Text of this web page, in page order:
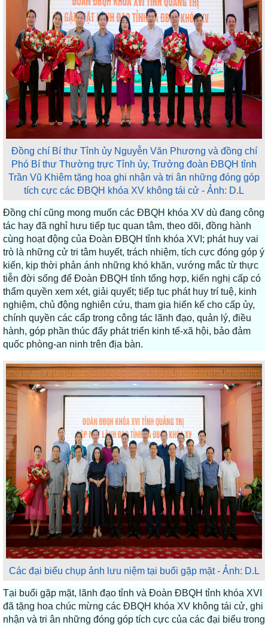
Đồng chí Bí thư Tỉnh ủy Nguyễn Văn Phương và đồng chí
Phó Bí thư Thường trực Tỉnh ủy, Trưởng đoàn ĐBQH tỉnh
Trần Vũ Khiêm tặng hoa ghi nhận và tri ân những đóng góp
tích cực các ĐBQH khóa XV không tái cử - Ảnh: D.L
Đồng chí cũng mong muốn các ĐBQH khóa XV dù đang công
tác hay đã nghỉ hưu tiếp tục quan tâm, theo dõi, đồng hành
cùng hoạt động của Đoàn ĐBQH tỉnh khóa XVI; phát huy vai
trò là những cử tri tâm huyết, trách nhiệm, tích cực đóng góp ý
kiến, kịp thời phản ánh những khó khăn, vướng mắc từ thực
tiễn đời sống để Đoàn ĐBQH tỉnh tổng hợp, kiến nghị cấp có
thẩm quyền xem xét, giải quyết; tiếp tục phát huy trí tuệ, kinh
nghiệm, chủ động nghiên cứu, tham gia hiến kế cho cấp ủy,
chính quyền các cấp trong công tác lãnh đạo, quản lý, điều
hành, góp phần thúc đẩy phát triển kinh tế-xã hội, bảo đảm
quốc phòng-an ninh trên địa bàn.
Các đại biểu chụp ảnh lưu niệm tại buổi gặp mặt - Ảnh: D.L
Tại buổi gặp mặt, lãnh đạo tỉnh và Đoàn ĐBQH tỉnh khóa XVI
đã tặng hoa chúc mừng các ĐBQH khóa XV không tái cử, ghi
nhận và tri ân những đóng góp tích cực của các đại biểu trong